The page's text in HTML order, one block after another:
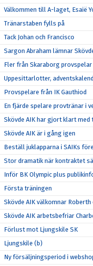
Välkommen till A-laget, Esaië
Tränarstaben fylls på
Tack Johan och Francisco
Sargon Abraham lämnar
Fler från Skaraborg provspelar
Uppesittarlotter,
Provspelare från IK Gauthiod
En fjärde spelare provtränar i
Skövde AIK har gjort klart med
Skövde AIK är i gång igen
Beställ juklapparna i SAIKs
Stor dramatik när kontraktet
Inför BK Olympic plus
Första träningen
Skövde AIK välkomnar
Skövde AIK arbetsbefriar
Förlust mot Ljungskile SK
Ljungskile (b)
Ny försäljningsperiod i